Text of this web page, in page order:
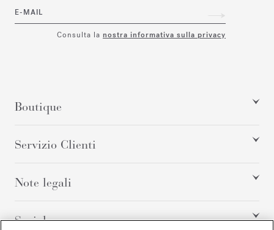
E-MAIL
Consulta la nostra informativa sulla privacy
Boutique
Servizio Clienti
Note legali
Social